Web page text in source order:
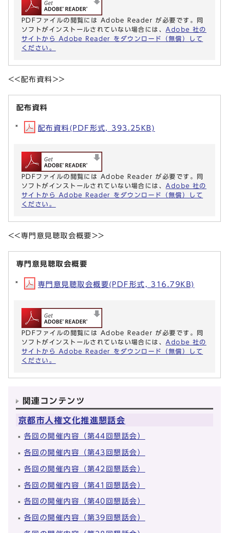
PDFファイルの閲覧には Adobe Reader が必要です。同
ソフトがインストールされていない場合には、 Adobe 社の
サイトから Adobe Reader をダウンロード（無償）して
ください。
<<配布資料>>
配布資料
配布資料(PDF形式, 393.25KB)
PDFファイルの閲覧には Adobe Reader が必要です。同
ソフトがインストールされていない場合には、 Adobe 社の
サイトから Adobe Reader をダウンロード（無償）して
ください。
<<専門意見聴取会概要>>
専門意見聴取会概要
専門意見聴取会概要(PDF形式, 316.79KB)
PDFファイルの閲覧には Adobe Reader が必要です。同
ソフトがインストールされていない場合には、 Adobe 社の
サイトから Adobe Reader をダウンロード（無償）して
ください。
関連コンテンツ
京都市人権文化推進懇話会
各回の開催内容（第44回懇話会）
各回の開催内容（第43回懇話会）
各回の開催内容（第42回懇話会）
各回の開催内容（第41回懇話会）
各回の開催内容（第40回懇話会）
各回の開催内容（第39回懇話会）